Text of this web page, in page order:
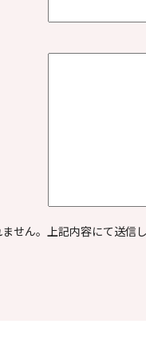
せん。上記内容にて送信